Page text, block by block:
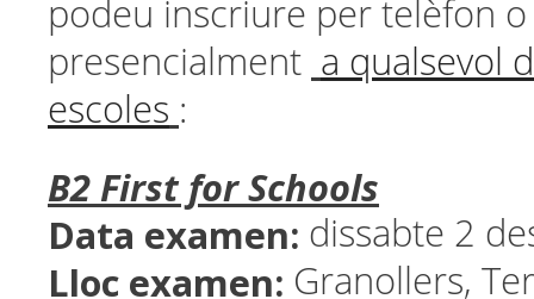
podeu inscriure per telèfon o
presencialment a qualsevol
escoles :
B2 First for Schools
Data examen: dissabte 2
Lloc examen: Granollers,